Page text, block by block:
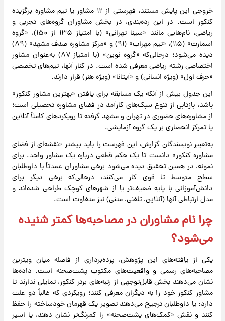
خروجی این پایش مستند، فهرستی از ۱۲ مشاور یا تیم مشاوره برگزیده
کنکور است. در این رده‌بندی، در بخش مشاوران گروه‌های تجربی و
ریاضی، نام‌هایی مانند «سینا تهرانی» (با امتیاز ۱۳۵ از ۱۵۰)، «گروه
اسمارت» (۱۱۵)، «تیم مهراب» (۹۱) و «مرکز مشاوره صدف مشهد» (۸۹)
دیده می‌شود؛ در‌حالی‌که «گروه نوین» (با امتیاز ۸۷) به‌عنوان مشاور
اختصاصی رشته ریاضی معرفی شده است. در کنار آنها، تیم‌های تخصصی
«حرف اول» (ویژه انسانی) و «آیتانا» (ویژه هنر) قرار دارند.
این جدول بیش از آنکه یک مسابقه برای یافتن «بهترین مشاور کنکور»
باشد، بازتابی از تنوع سبک‌های کارآمد در فضای مشاوره تحصیلی است؛
از مشاوره‌های حضوری در تهران و مشهد گرفته تا رویکردهای کاملاً آنلاین
یا تمرکز انحصاری بر یک گروه آزمایشی.
به‌تعبیر نویسندگان گزارش، این فهرست را باید بیشتر «نقشه‌ای از فضای
مشاوره کنکور» دانست تا یک حکم قطعی درباره یک مشاور واحد. برای
نمونه، در همین تحقیق دیده می‌شود برخی مشاوران عمدتاً با داوطلبان
سطح متوسط تا قوی کار می‌کنند، درحالی‌که برخی دیگر برای
دانش‌آموزانی با پایه ضعیف‌تر یا از شهرهای کوچک طراحی شده‌اند و
مدل ارتباطی آنها (آنلاین، تلفنی، متنی) نیز متفاوت است.
چرا نام مشاوران در مصاحبه‌ها کمتر شنیده
می‌شود؟
یکی از یافته‌های این پژوهش، پرده‌برداری از فاصله میان ویترین
مصاحبه‌های رسمی و واقعیت‌های مکتوب پشت‌صحنه است. داده‌ها
نشان می‌دهند بخش قابل‌توجهی از رتبه‌های برتر کنکور، تمایلی ندارند تا
مشاور کنکور خود را به دیگران معرفی کنند؛ رویکردی که غالباً دو علت
دارد: یا داوطلبان ترجیح می‌دهند تصویر یک قهرمان خودساخته را حفظ
کنند و نقش «کمک‌های پشت‌صحنه» را کمرنگ‌تر نشان دهند، یا اسیر